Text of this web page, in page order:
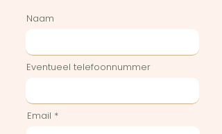
Naam
Eventueel telefoonnummer
Email